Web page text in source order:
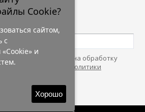
я даю согласие на обработку
С условиями
"Политики
Cookie?
сайтом,
с
и
Хорошо